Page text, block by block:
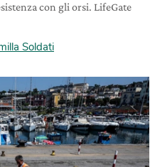
con gli orsi. LifeGate
Soldati